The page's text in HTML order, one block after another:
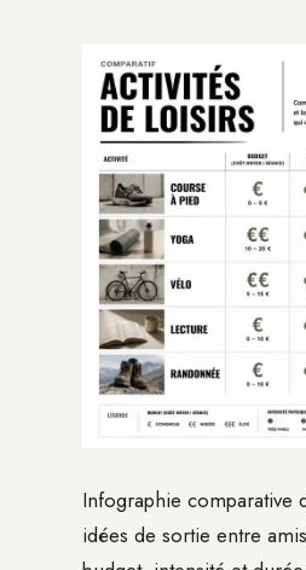
Infographie comparative
idées de sortie entre